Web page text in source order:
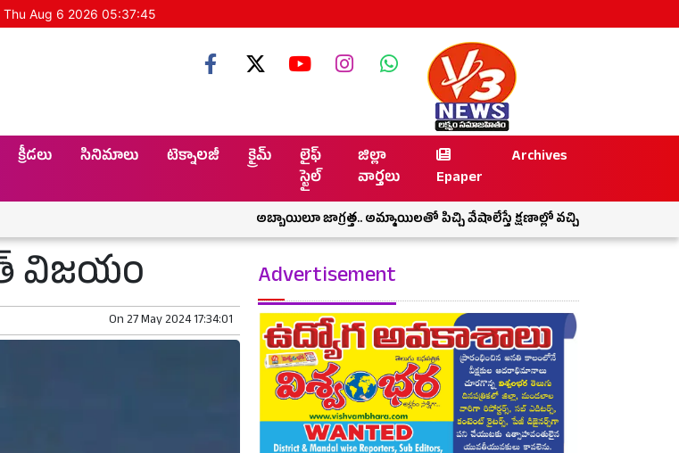
Thu Aug 6 2026 05:37:46
క్రీడలు సినిమాలు టెక్నాలజీ క్రైమ్
లైఫ్
స్టైల్
జిల్లా
వార్తలు
Epaper
Archives
అబ్బాయిలూ జాగ్రత్త.. అమ్మాయిలతో పిచ్చి వేషాలేస్తే క్షణాల్లో వచ్చి వాలుతాయి ఏఐ డ్రోన్లు
విజయం
On27 May 2024 17:34:01
Advertisement